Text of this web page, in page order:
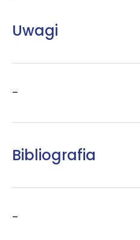
Uwagi
–
Bibliografia
–